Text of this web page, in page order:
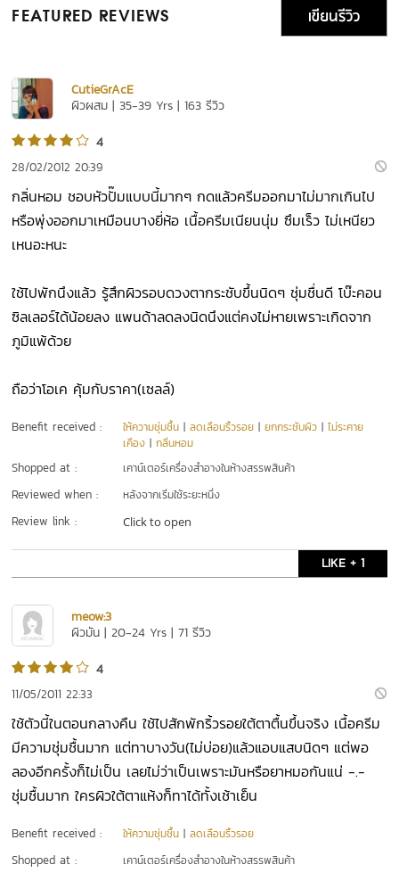
FEATURED REVIEWS เขียนรีวิว
CutieGrAcE
ผิวผสม | 35-39 Yrs | 163 รีวิว
4
28/02/2012 20:39
กลิ่นหอม ชอบหัวปั๊มแบบนี้มากๆ กดแล้วครีมออกมาไม่มากเกินไป
หรือพุ่งออกมาเหมือนบางยี่ห้อ เนื้อครีมเนียนนุ่ม ซึมเร็ว ไม่เหนียว
เหนอะหนะ
ใช้ไปพักนึงแล้ว รู้สึกผิวรอบดวงตากระชับขึ้นนิดๆ ชุ่มชื่นดี โบ๊ะคอน
ซิลเลอร์ได้น้อยลง แพนด้าลดลงนิดนึงแต่คงไม่หายเพราะเกิดจาก
ภูมิแพ้ด้วย
ถือว่าโอเค คุ้มกับราคา(เซลล์)
Benefit received : ให้ความชุ่มชื้น |ลดเลือนริ้วรอย |ยกกระชับผิว |ไม่ระคาย
เคือง |กลิ่นหอม
Shopped at : เคาน์เตอร์เครื่องสำอางในห้างสรรพสินค้า
Reviewed when : หลังจากเริ่มใช้ระยะหนึ่ง
Review link : Click to open
LIKE + 1
meow:3
ผิวมัน | 20-24 Yrs | 71 รีวิว
4
11/05/2011 22:33
ใช้ตัวนี้ในตอนกลางคืน ใช้ไปสักพักริ้วรอยใต้ตาตื้นขึ้นจริง เนื้อครีม
มีความชุ่มชื้นมาก แต่ทาบางวัน(ไม่บ่อย)แล้วแอบแสบนิดๆ แต่พอ
ลองอีกครั้งก็ไม่เป็น เลยไม่ว่าเป็นเพราะมันหรือยาหมอกันแน่ -.-
ชุ่มชื้นมาก ใครผิวใต้ตาแห้งก็ทาได้ทั้งเช้าเย็น
Benefit received : ให้ความชุ่มชื้น |ลดเลือนริ้วรอย
Shopped at : เคาน์เตอร์เครื่องสำอางในห้างสรรพสินค้า